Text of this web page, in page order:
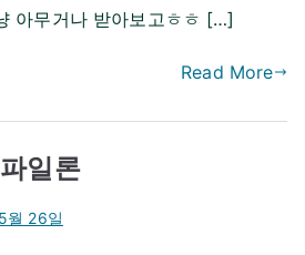
아무거나 받아보고ㅎㅎ […]
Read More
일론
월 26일